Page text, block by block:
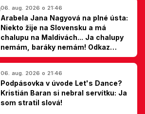
06. aug. 2026 o 21:46
Arabela Jana Nagyová na plné ústa:
Niekto žije na Slovensku a má
chalupu na Maldivách... Ja chalupy
nemám, baráky nemám! Odkaz
Slovákom
06. aug. 2026 o 21:46
Podpásovka v úvode Let's Dance?
Kristián Baran si nebral servítku: Ja
som stratil slová!